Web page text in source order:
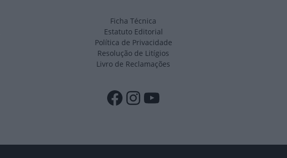
Ficha Técnica
Estatuto Editorial
Política de Privacidade
Resolução de Litígios
Livro de Reclamações
Facebook
Instagram
YouTube